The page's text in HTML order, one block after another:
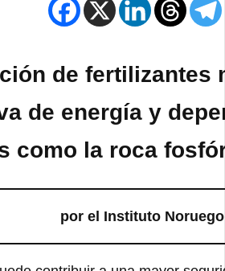
de fertilizantes
de energía y
como la roca
por el Instituto